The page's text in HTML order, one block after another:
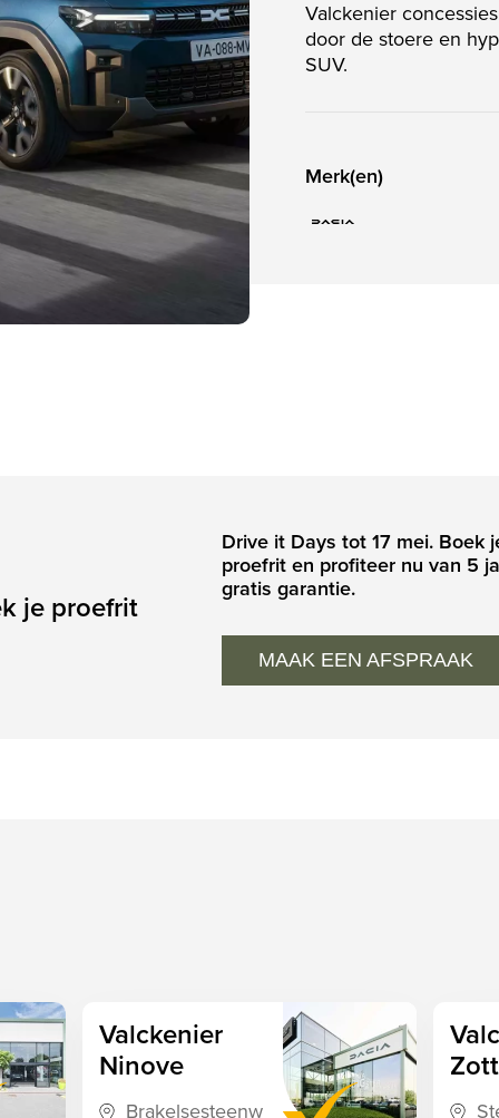
Valckenier
door de stoere en
SUV.
Merk(en)
je proefrit
Drive it Days tot 17 mei. Boek
proefrit en profiteer nu van 5
gratis garantie.
MAAK EEN AFSPRAAK
Valckenier
Ninove
Brakelsesteenw